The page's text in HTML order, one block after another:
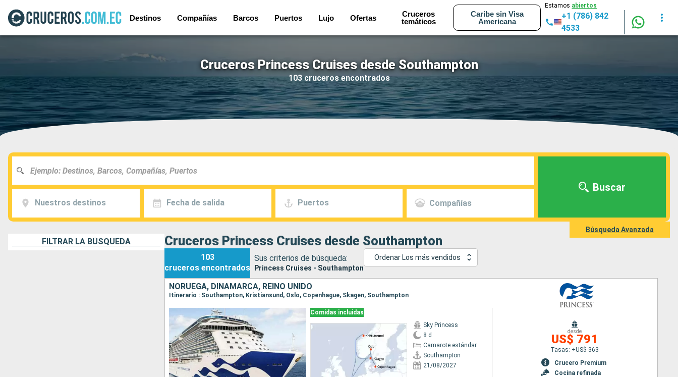
Destinos Compañías Barcos Puertos Lujo Ofertas
Cruceros
temáticos
Caribe sin Visa
Americana
Estamos abiertos
+1 (786) 842
4533
Cruceros Princess Cruises desde Southampton
103 cruceros encontrados
Nuestros destinos Fecha de salida Puertos Compañías
Buscar
Búsqueda Avanzada
FILTRAR LA BÚSQUEDA Cruceros Princess Cruises desde Southampton
103
cruceros encontrados
Sus criterios de búsqueda:
Princess Cruises - Southampton
Ordenar Los más vendidos
NORUEGA, DINAMARCA, REINO UNIDO
Itinerario : Southampton, Kristiansund, Oslo, Copenhague, Skagen, Southampton
Comidas incluidas
Sky Princess
8 d
Camarote estándar
Southampton
21/08/2027
desde
US$ 791
Tasas: +US$ 363
Crucero Premium
Cocina refinada